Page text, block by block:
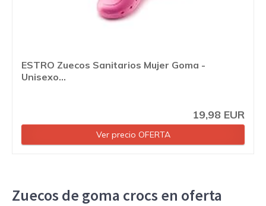
ESTRO Zuecos Sanitarios Mujer Goma -
Unisexo...
19,98 EUR
Ver precio OFERTA
Zuecos de goma crocs en oferta